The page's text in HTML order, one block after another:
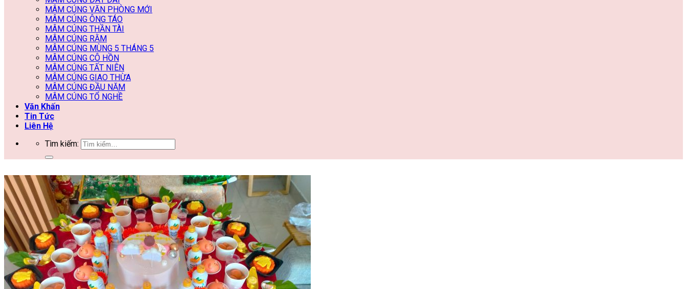
MÂM CÚNG VĂN PHÒNG MỚI
MÂM CÚNG ÔNG TÁO
MÂM CÚNG THẦN TÀI
MÂM CÚNG RẰM
MÂM CÚNG MÙNG 5 THÁNG 5
MÂM CÚNG CÔ HỒN
MÂM CÚNG TẤT NIÊN
MÂM CÚNG GIAO THỪA
MÂM CÚNG ĐẦU NĂM
MÂM CÚNG TỔ NGHỀ
Văn Khấn
Tin Tức
Liên Hệ
Tìm kiếm: